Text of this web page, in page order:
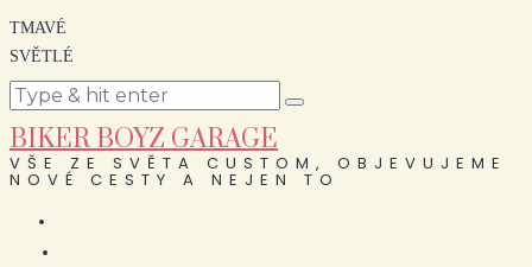
TMAVÉ
SVĚTLÉ
BIKER BOYZ GARAGE
VŠE ZE SVĚTA CUSTOM, OBJEVUJEME
NOVÉ CESTY A NEJEN TO